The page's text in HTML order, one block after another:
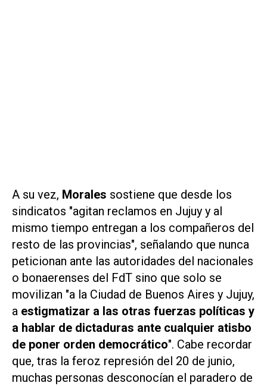
A su vez, Morales sostiene que desde los
sindicatos "agitan reclamos en Jujuy y al
mismo tiempo entregan a los compañeros del
resto de las provincias", señalando que nunca
peticionan ante las autoridades del nacionales
o bonaerenses del FdT sino que solo se
movilizan "a la Ciudad de Buenos Aires y Jujuy,
a estigmatizar a las otras fuerzas políticas y
a hablar de dictaduras ante cualquier atisbo
de poner orden democrático". Cabe recordar
que, tras la feroz represión del 20 de junio,
muchas personas desconocían el paradero de